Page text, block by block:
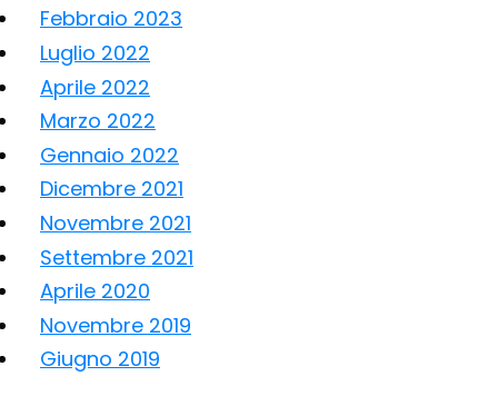
Febbraio 2023
Luglio 2022
Aprile 2022
Marzo 2022
Gennaio 2022
Dicembre 2021
Novembre 2021
Settembre 2021
Aprile 2020
Novembre 2019
Giugno 2019